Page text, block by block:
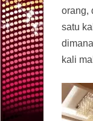
orang,
satu
kali